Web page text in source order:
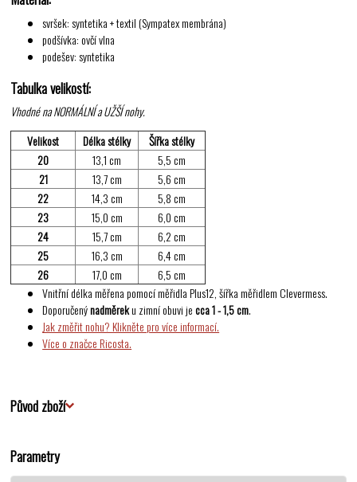
svršek: syntetika + textil (Sympatex membrána)
podšívka: ovčí vlna
podešev: syntetika
Tabulka velikostí:
Vhodné na NORMÁLNÍ a UŽŠÍ nohy.
Velikost
Délka stélky
Šířka stélky
20
13,1 cm
5,5 cm
21
13,7 cm
5,6 cm
22
14,3 cm
5,8 cm
23
15,0 cm
6,0 cm
24
15,7 cm
6,2 cm
25
16,3 cm
6,4 cm
26
17,0 cm
6,5 cm
Vnitřní délka měřena pomocí měřidla Plus12, šířka měřidlem Clevermess.
Doporučenýnadměreku zimní obuvi jecca 1 - 1,5 cm.
Jak změřit nohu? Klikněte pro více informací.
Více o značce Ricosta.
Původ zboží
Parametry